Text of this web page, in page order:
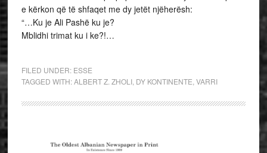
e kërkon që të shfaqet me dy jetët njëherësh:
“…Ku je Ali Pashë ku je?
Mblidhi trimat ku i ke?!…
FILED UNDER: ESSE
TAGGED WITH:ALBERT Z. ZHOLI, DY KONTINENTE VARRI